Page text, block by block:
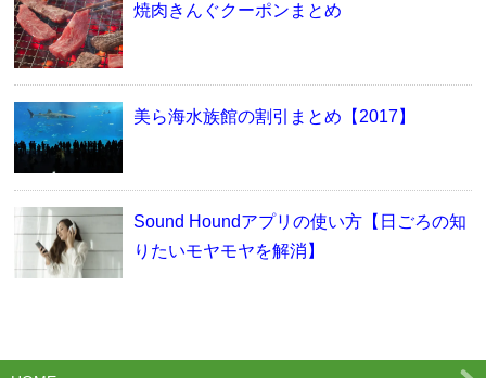
焼肉きんぐクーポンまとめ
美ら海水族館の割引まとめ【2017】
Sound Houndアプリの使い方【日ごろの知
りたいモヤモヤを解消】